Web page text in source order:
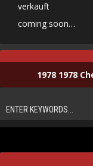
verkauft
coming soon…
1978 1978